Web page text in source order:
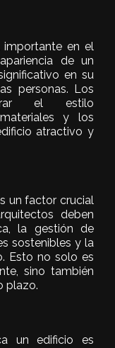
importante en el
de un
en su
personas. Los
el estilo
y los
atractivo y
un factor crucial
deben
, la gestión de
sostenibles y la
Esto no solo es
sino también
plazo.
un edificio es